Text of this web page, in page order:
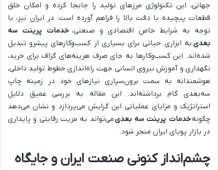
جهانی، این تکنولوژی مرزهای تولید را جابجا کرده و امکان خلق
قطعات پیچیده با دقت بالا را فراهم آورده است. در ایران نیز، با
توجه به شرایط خاص اقتصادی و صنعتی، خدمات پرینت سه
بعدی به ابزاری حیاتی برای بسیاری از کسب‌وکارهای پیشرو تبدیل
شده‌اند. این کسب‌وکارها به جای صرف هزینه‌های گزاف برای خرید،
نگهداری و آموزش نیروی انسانی جهت راه‌اندازی خطوط تولید داخلی،
هوشمندانه به سمت برون‌سپاری نیازهای خود در زمینه چاپ
سه‌بعدی گام برداشته‌اند. این مقاله به بررسی عمیق دلایل
استراتژیک و مزایای عملیاتی این گرایش می‌پردازد و نشان می‌دهد
چگونهخدمات پرینت سه بعدیمی‌تواند به مزیت رقابتی و پایداری
در بازار پویای ایران منجر شود.
چشم‌انداز کنونی صنعت ایران و جایگاه